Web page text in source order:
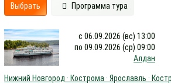
Выбрать Программа тура
с 06.09.2026 (вс) 13:00
по 09.09.2026 (ср) 09:00
Алдан
Нижний Новгород · Кострома · Ярославль ·